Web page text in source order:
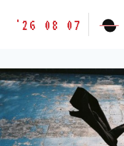
胶
味
道
LETSFILM
'26 08 07